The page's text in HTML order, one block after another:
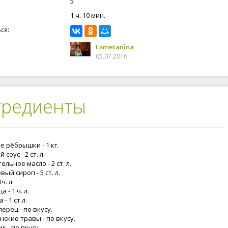
1 ч. 10 мин.
t.smetanina
05.07.2016
рёбрышки - 1 кг.
соус - 2 ст. л.
масло - 2 ст. л.
сироп - 5 ст. л.
л.
- 1 ч. л.
- 1 ст.л.
- по вкусу.
травы - по вкусу.